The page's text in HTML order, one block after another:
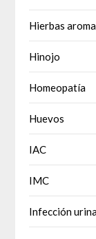
Hierbas
Hinojo
Homeopatía
Huevos
IAC
IMC
Infección